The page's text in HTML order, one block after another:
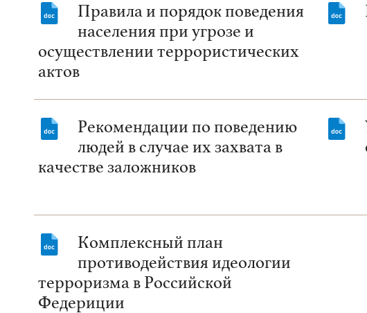
Правила и порядок поведения
населения при угрозе и
осуществлении террористических
актов
Рекомендации по поведению
людей в случае их захвата в
качестве заложников
Комплексный план
противодействия идеологии
терроризма в Российской
Федериции